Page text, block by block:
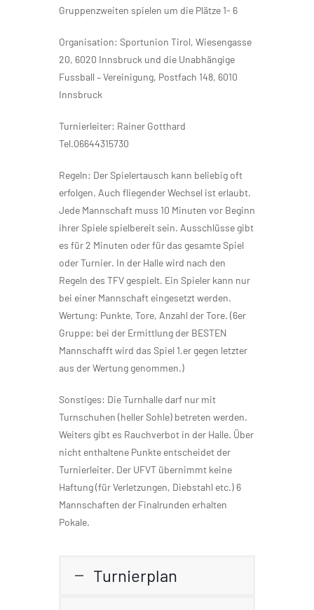
Gruppenzweiten spielen um die Plätze 1- 6
Organisation: Sportunion Tirol, Wiesengasse
20, 6020 Innsbruck und die Unabhängige
Fussball – Vereinigung, Postfach 148, 6010
Innsbruck
Turnierleiter: Rainer Gotthard
Tel.06644315730
Regeln: Der Spielertausch kann beliebig oft
erfolgen. Auch fliegender Wechsel ist erlaubt.
Jede Mannschaft muss 10 Minuten vor Beginn
ihrer Spiele spielbereit sein. Ausschlüsse gibt
es für 2 Minuten oder für das gesamte Spiel
oder Turnier. In der Halle wird nach den
Regeln des TFV gespielt. Ein Spieler kann nur
bei einer Mannschaft eingesetzt werden.
Wertung: Punkte, Tore, Anzahl der Tore. (6er
Gruppe: bei der Ermittlung der BESTEN
Mannschafft wird das Spiel 1.er gegen letzter
aus der Wertung genommen.)
Sonstiges: Die Turnhalle darf nur mit
Turnschuhen (heller Sohle) betreten werden.
Weiters gibt es Rauchverbot in der Halle. Über
nicht enthaltene Punkte entscheidet der
Turnierleiter. Der UFVT übernimmt keine
Haftung (für Verletzungen, Diebstahl etc.) 6
Mannschaften der Finalrunden erhalten
Pokale.
Turnierplan